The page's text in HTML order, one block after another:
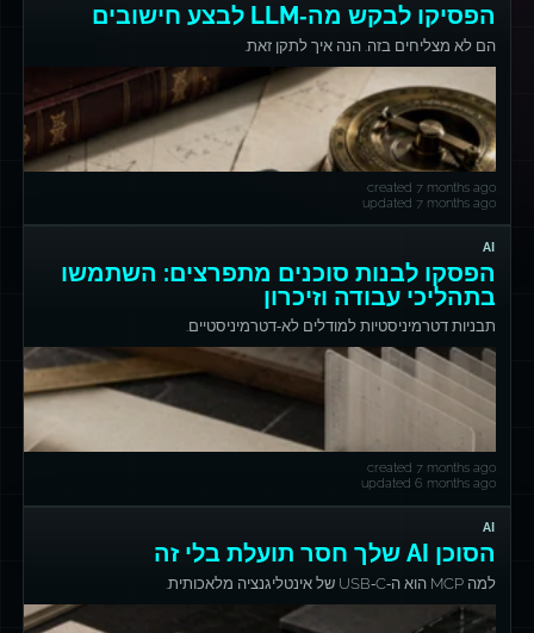
הפסיקו לבקש מה‑LLM לבצע חישובים
הם לא מצליחים בזה. הנה איך לתקן זאת.
created 7 months ago
updated 7 months ago
AI
הפסקו לבנות סוכנים מתפרצים: השתמשו
בתהליכי עבודה וזיכרון
תבניות דטרמיניסטיות למודלים לא‑דטרמיניסטיים.
created 7 months ago
updated 6 months ago
AI
הסוכן AI שלך חסר תועלת בלי זה
למה MCP הוא ה‑USB‑C של אינטליגנציה מלאכותית.